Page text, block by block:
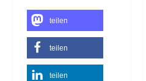
teilen
teilen
teilen